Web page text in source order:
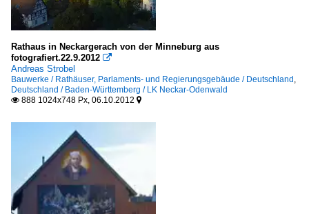
Europa
Hochbauten für den Verkehr
Deutschland
Europa
Deutschland
Industrieanlagen
Deutschland
Rathaus in Neckargerach von der Minneburg aus
fotografiert.22.9.2012 
Andreas Strobel
Bauwerke / Rathäuser, Parlaments- und Regierungsgebäude / Deutschland ,
Deutschland / Baden-Württemberg / LK Neckar-Odenwald
 888 1024x748 Px, 06.10.2012 